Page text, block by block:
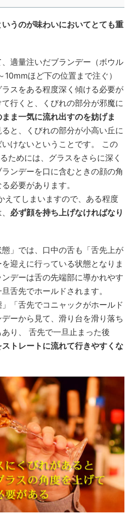
いうのが味わいにおいてとても重
適量注いだブランデー（ボウル
ほど下の位置まで注ぐ）
スをある程度深く傾ける必要が
行くと、くびれの部分が邪魔に
まま一気に流れ出すのを妨げま
と、くびれの部分が小高い丘に
けないということです。 この
ためには、グラスをさらに深く
ンデーを口に含むときの顔の角
必要があります。
えてしまいますので、ある程度
必ず顔を持ち上げなければなり
」では、口中の舌も「舌先上が
迎えに行っている状態となりま
デーは舌の先端部に導かれやす
舌先でホールドされます。
「舌先でコニャックがホールド
ーから見て、滑り台を滑り落ち
り、 舌先で一旦止まった後
トレートに流れて行きやすくな